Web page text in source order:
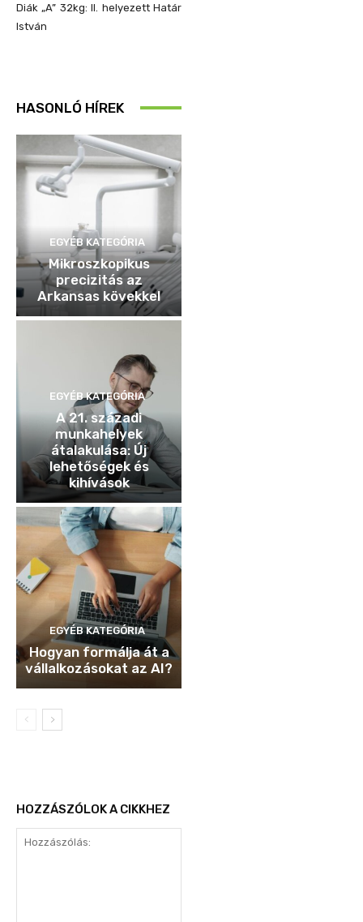
Diák „A” 32kg: II. helyezett Határ
István
HASONLÓ HÍREK
EGYÉB KATEGÓRIA
Mikroszkopikus
precizitás az
Arkansas kövekkel
EGYÉB KATEGÓRIA
A 21. századi
munkahelyek
átalakulása: Új
lehetőségek és
kihívások
EGYÉB KATEGÓRIA
Hogyan formálja át a
vállalkozásokat az AI?
HOZZÁSZÓLOK A CIKKHEZ